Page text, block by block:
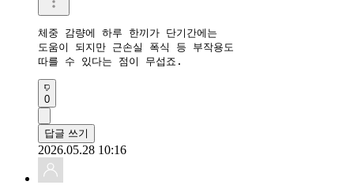
체중 감량에 하루 한끼가 단기간에는
도움이 되지만 근손실 폭식 등 부작용도
따를 수 있다는 점이 무섭죠.
0
답글 쓰기
2026.05.28 10:16